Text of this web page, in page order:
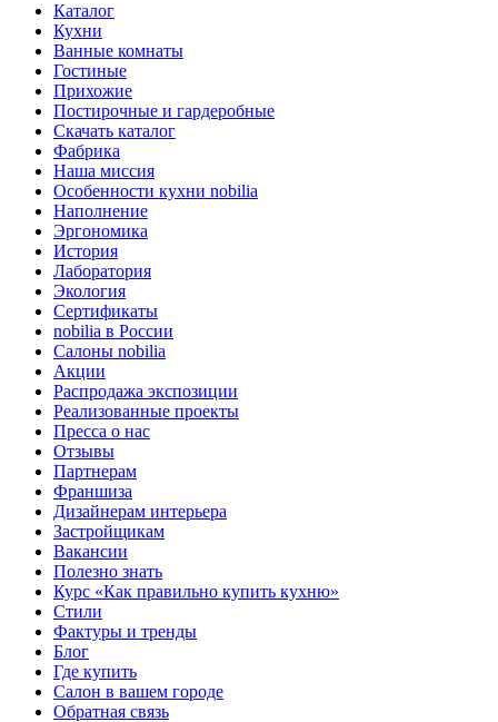
Каталог
Кухни
Ванные комнаты
Гостиные
Прихожие
Постирочные и гардеробные
Скачать каталог
Фабрика
Наша миссия
Особенности кухни nobilia
Наполнение
Эргономика
История
Лаборатория
Экология
Сертификаты
nobilia в России
Салоны nobilia
Акции
Распродажа экспозиции
Реализованные проекты
Пресса о нас
Отзывы
Партнерам
Франшиза
Дизайнерам интерьера
Застройщикам
Вакансии
Полезно знать
Курс «Как правильно купить кухню»
Cтили
Фактуры и тренды
Блог
Где купить
Салон в вашем городе
Обратная связь